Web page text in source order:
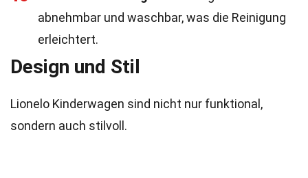
abnehmbar und waschbar, was die Reinigung
erleichtert.
Design und Stil
Lionelo Kinderwagen sind nicht nur funktional,
sondern auch stilvoll.